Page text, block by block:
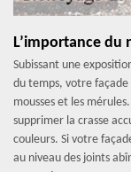
L’importance du
Subissant une
du temps, votre
mousses et les
supprimer la crasse
couleurs. Si votre
au niveau des joints